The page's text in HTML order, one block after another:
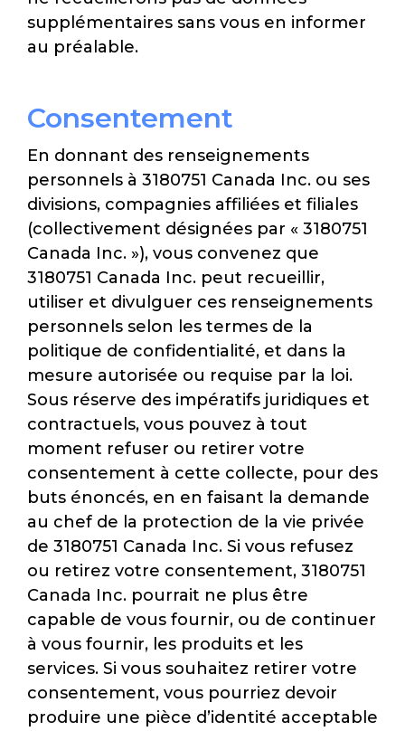
supplémentaires sans vous en informer
au préalable.
Consentement
En donnant des renseignements
personnels à 3180751 Canada Inc. ou ses
divisions, compagnies affiliées et filiales
(collectivement désignées par « 3180751
Canada Inc. »), vous convenez que
3180751 Canada Inc. peut recueillir,
utiliser et divulguer ces renseignements
personnels selon les termes de la
politique de confidentialité, et dans la
mesure autorisée ou requise par la loi.
Sous réserve des impératifs juridiques et
contractuels, vous pouvez à tout
moment refuser ou retirer votre
consentement à cette collecte, pour des
buts énoncés, en en faisant la demande
au chef de la protection de la vie privée
de 3180751 Canada Inc. Si vous refusez
ou retirez votre consentement, 3180751
Canada Inc. pourrait ne plus être
capable de vous fournir, ou de continuer
à vous fournir, les produits et les
services. Si vous souhaitez retirer votre
consentement, vous pourriez devoir
produire une pièce d’identité acceptable